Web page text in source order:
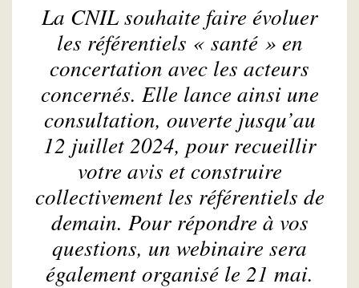
La CNIL souhaite faire évoluer
les référentiels « santé » en
concertation avec les acteurs
concernés. Elle lance ainsi une
consultation, ouverte jusqu’au
12 juillet 2024, pour recueillir
votre avis et construire
collectivement les référentiels de
demain. Pour répondre à vos
questions, un webinaire sera
également organisé le 21 mai.